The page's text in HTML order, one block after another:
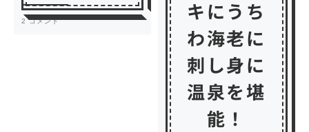
2 コメント
キにうち
わ海老に
刺し身に
温泉を堪
能！